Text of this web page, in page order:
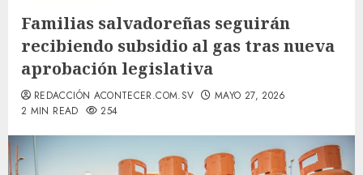
Familias salvadoreñas seguirán
recibiendo subsidio al gas tras nueva
aprobación legislativa
REDACCIÓN ACONTECER.COM.SV
MAYO 27, 2026
2 MIN READ
254